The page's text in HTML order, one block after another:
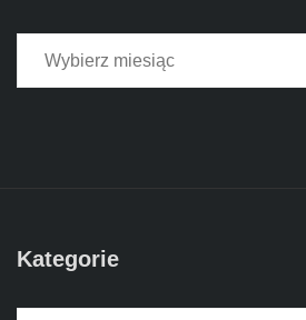
Kategorie
Kategorie